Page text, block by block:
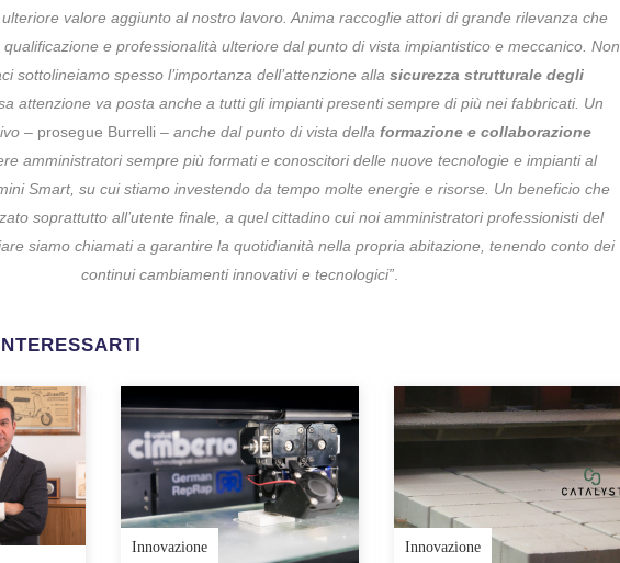
valore aggiunto al nostro lavoro. Anima raccoglie attori di grande rilevanza che
e professionalità ulteriore dal punto di vista impiantistico e meccanico. Non
sottolineiamo spesso l’importanza dell’attenzione alla sicurezza strutturale degli
attenzione va posta anche a tutti gli impianti presenti sempre di più nei fabbricati. Un
– prosegue Burrelli – anche dal punto di vista della formazione e collaborazione
amministratori sempre più formati e conoscitori delle nuove tecnologie e impianti al
Smart, su cui stiamo investendo da tempo molte energie e risorse. Un beneficio che
soprattutto all’utente finale, a quel cittadino cui noi amministratori professionisti del
siamo chiamati a garantire la quotidianità nella propria abitazione, tenendo conto dei
continui cambiamenti innovativi e tecnologici”.
Innovazione Innovazione